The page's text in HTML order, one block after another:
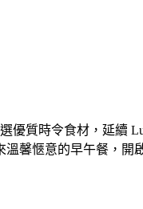
質時令食材，延續
馨愜意的早午餐，開